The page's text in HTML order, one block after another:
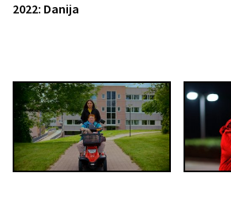
2022: Danija